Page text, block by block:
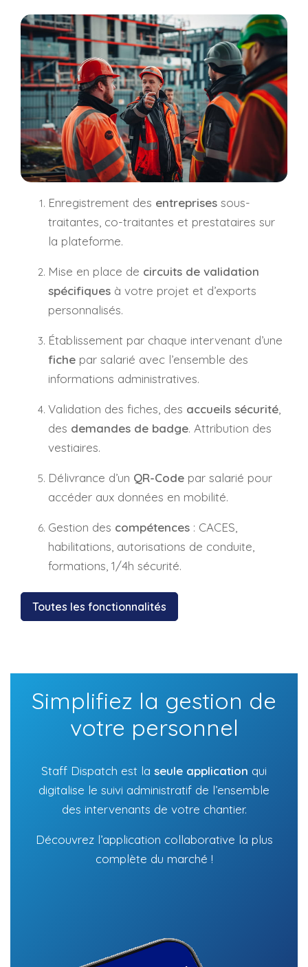
Enregistrement des entreprises sous-
traitantes, co-traitantes et prestataires sur
la plateforme.
Mise en place de circuits de validation
spécifiques à votre projet et d’exports
personnalisés.
Établissement par chaque intervenant d’une
fiche par salarié avec l’ensemble des
informations administratives.
Validation des fiches, des accueils sécurité
des demandes de badge. Attribution des
vestiaires.
Délivrance d’un QR-Code par salarié pour
accéder aux données en mobilité.
Gestion des compétences : CACES,
habilitations, autorisations de conduite,
formations, 1/4h sécurité.
Toutes les fonctionnalités
Simplifiez la gestion de
votre personnel
Staff Dispatch est la seule application qui
digitalise le suivi administratif de l’ensemble
des intervenants de votre chantier.
Découvrez l’application collaborative la plus
complète du marché !